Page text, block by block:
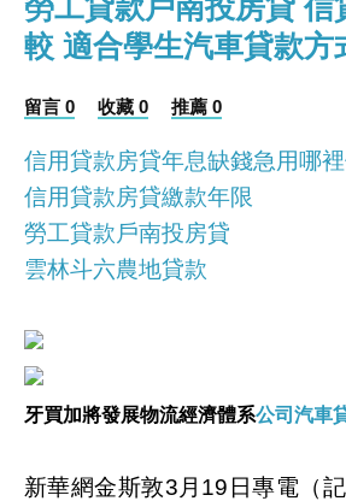
勞工貸款戶南投房貸 信
較 適合學生汽車貸款方
留言 0 收藏 0 推薦 0
信用貸款房貸年息缺錢急用哪
信用貸款房貸繳款年限
勞工貸款戶南投房貸
雲林斗六農地貸款
牙買加將發展物流經濟體系公司汽車
新華網金斯敦3月19日專電（